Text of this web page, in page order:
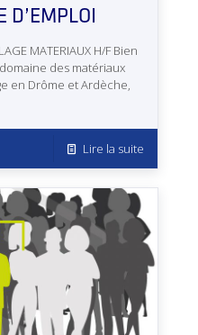
D’EMPLOI
MATERIAUX H/F Bien
des matériaux
en Drôme et Ardèche,
Lire la suite